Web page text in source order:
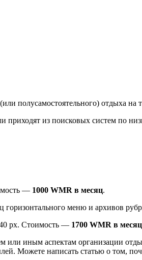
полусамостоятельного) отдыха на
из поисковых систем по
— 1000 WMR в месяц.
горизонтального меню и архивов
рх. Стоимость — 1700 WMR в месяц
или иным аспектам организации
Можете написать статью о том,